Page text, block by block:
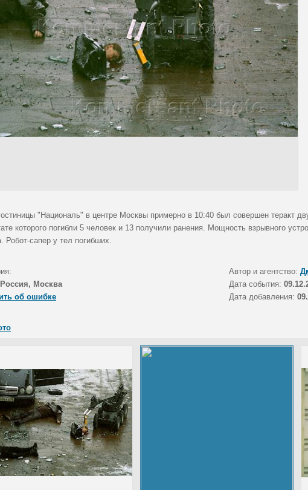
"Националь" в центре Москвы примерно в 10:40 был совершен теракт
которого погибли 5 человек и 13 получили ранения. Мощность взрывного
Робот-сапер у тел погибших.
Автор и агентство:
Россия, Москва Дата события:
об ошибке
Дата добавления: